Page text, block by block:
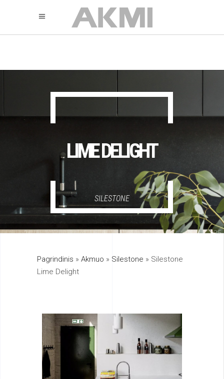
LIME DELIGHT
SILESTONE
895
325
895
Pagrindinis » Akmuo » Silestone » Silestone
Lime Delight